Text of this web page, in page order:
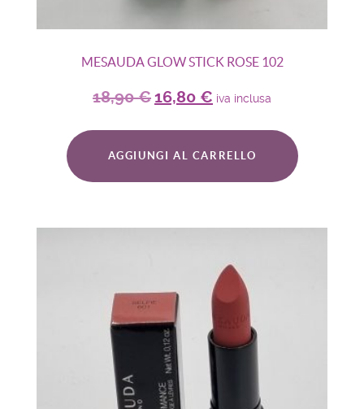
MESAUDA GLOW STICK ROSE 102
18,90€16,80 € iva inclusa
AGGIUNGI AL CARRELLO